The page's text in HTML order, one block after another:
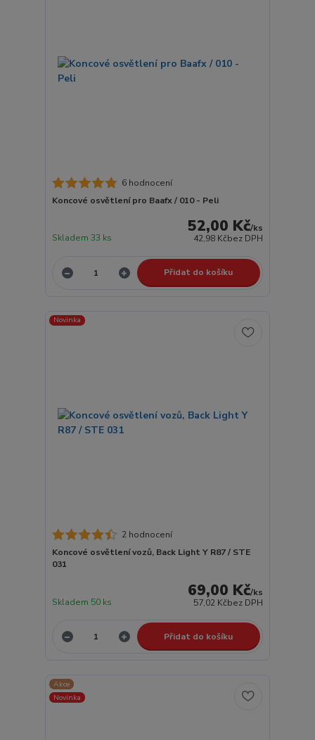
6 hodnocení
Koncové osvětlení pro Baafx / 010 - Peli
52,00 Kč/ks
42,98 Kčbez DPH
Skladem 33 ks
Přidat do košíku
Novinka
2 hodnocení
Koncové osvětlení vozů, Back Light Y R87 / STE
031
69,00 Kč/ks
57,02 Kčbez DPH
Skladem 50 ks
Přidat do košíku
Akce
Novinka